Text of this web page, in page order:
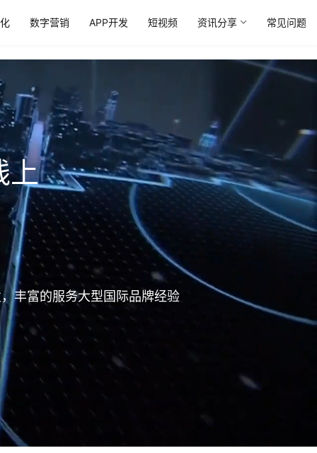
数字营销 APP开发 短视频 资讯分享 常见问题
上
丰富的服务大型国际品牌经验